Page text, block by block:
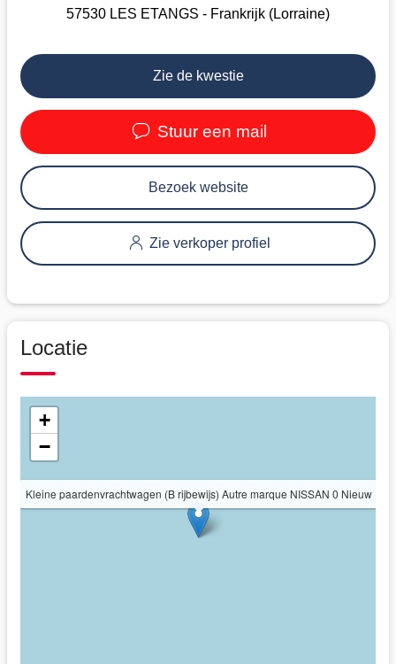
57530 LES ETANGS - Frankrijk (Lorraine)
Zie de kwestie
Stuur een mail
Bezoek website
Zie verkoper profiel
Locatie
Kleine paardenvrachtwagen (B rijbewijs) Autre marque NISSAN 0 Nieuw
+
−